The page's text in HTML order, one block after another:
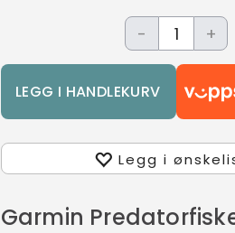
- +
Legg i
Garmin